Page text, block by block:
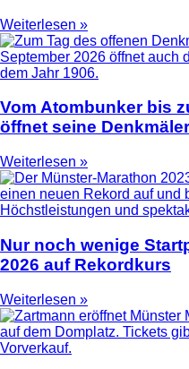
Weiterlesen »
Vom Atombunker bis
öffnet seine Denkmäler
Weiterlesen »
Nur noch wenige
2026 auf Rekordkurs
Weiterlesen »